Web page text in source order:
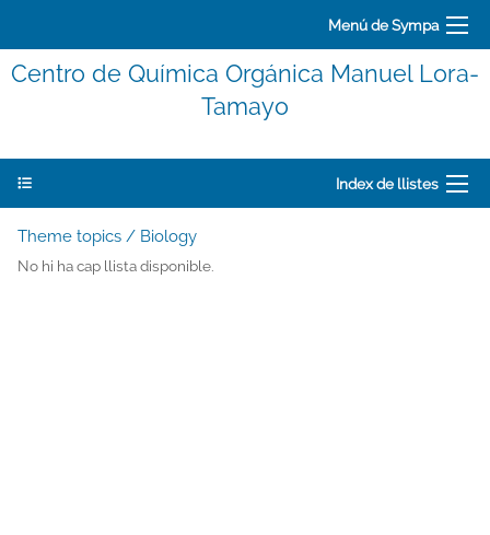
Menú de Sympa
Centro de Química Orgánica Manuel Lora-
Tamayo
Index de llistes
Theme topics / Biology
No hi ha cap llista disponible.